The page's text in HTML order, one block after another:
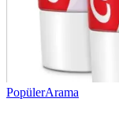
PopülerArama